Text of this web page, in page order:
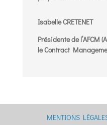
Isabelle CRETENET
Présidente de
le Contract
MENTIONS